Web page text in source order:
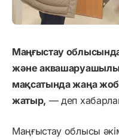
Маңғыстау
және
мақсатында жаңа
жатыр, — деп
Маңғыстау облысы